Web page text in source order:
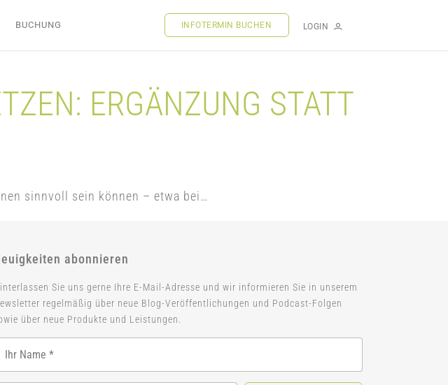
BUCHUNG INFOTERMIN BUCHEN LOGIN
ERGÄNZUNG STATT
sinnvoll sein können – etwa bei…
abonnieren
Sie uns gerne Ihre E-Mail-Adresse und wir informieren Sie in unserem
regelmäßig über neue Blog-Veröffentlichungen und Podcast-Folgen
über neue Produkte und Leistungen.